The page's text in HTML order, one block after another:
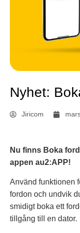
Nyhet:
Jiricom
Nu finns Boka
appen au2:APP!
Använd funktionen
fordon och undvik
smidigt boka ett
tillgång till en dator.